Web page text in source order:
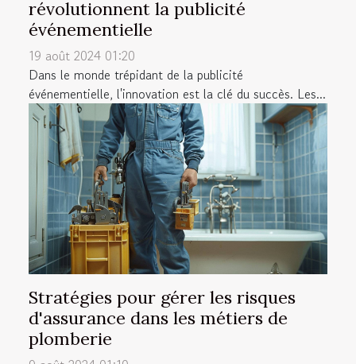
révolutionnent la publicité
événementielle
19 août 2024 01:20
Dans le monde trépidant de la publicité
événementielle, l'innovation est la clé du succès. Les...
Stratégies pour gérer les risques
d'assurance dans les métiers de
plomberie